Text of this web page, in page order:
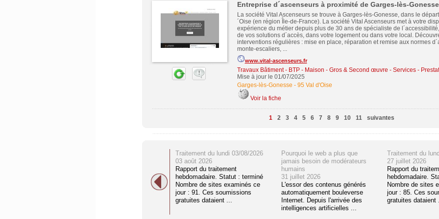
Entreprise d´ascenseurs à proximité de Garges-lès-Gonesse
La société Vital Ascenseurs se trouve à Garges-lès-Gonesse, dans le
´Oise (en région Île-de-France). La société Vital Ascenseurs met à votre
expérience du métier depuis plus de 30 ans de spécialiste de
de vos solutions d´accès, dans votre logement ou dans votre local.
interventions régulières : mise en place, réparation et remise aux normes
monte-escaliers, ...
www.vital-ascenseurs.fr
Travaux Bâtiment - BTP - Maison - Gros & Second œuvre - Services -
Mise à jour le 01/07/2025
Garges-lès-Gonesse - 95 Val d'Oise
Voir la fiche
1 2 3 4 5 6 7 8 9 10 11 suivantes
Traitement du lundi 03/08/2026
03 août 2026
Rapport du traitement
hebdomadaire. Statut : terminé
Nombre de sites examinés ce
jour : 91. Ces soumissions
gratuites dataient ...
Pourquoi le web a plus que
jamais besoin de modérateurs
humains
31 juillet 2026
L'essor des contenus générés
automatiquement bouleverse
Internet. Depuis l'arrivée des
intelligences artificielles ...
Traitement du
27 juillet 2026
Rapport du
hebdomadaire.
Nombre de sites
jour : 85. Ces
gratuites dataient